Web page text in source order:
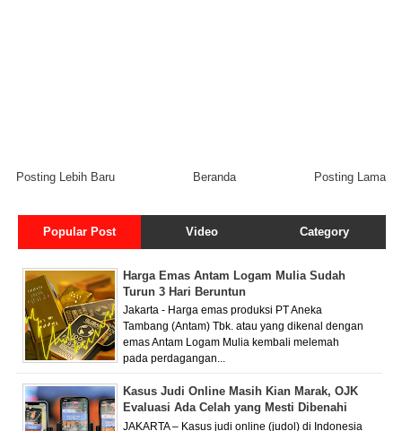
Posting Lebih Baru Posting Lama
Beranda
Popular Post Video Category
Harga Emas Antam Logam Mulia Sudah
Turun 3 Hari Beruntun
Jakarta - Harga emas produksi PT Aneka
Tambang (Antam) Tbk. atau yang dikenal dengan
emas Antam Logam Mulia kembali melemah
pada perdagangan...
Kasus Judi Online Masih Kian Marak, OJK
Evaluasi Ada Celah yang Mesti Dibenahi
JAKARTA – Kasus judi online (judol) di Indonesia